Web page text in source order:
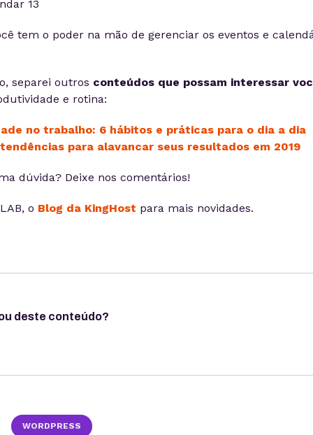
tem o poder na mão de gerenciar os eventos e
separei outros conteúdos que possam interessar
e rotina:
no trabalho: 6 hábitos e práticas para o dia a dia
para alavancar seus resultados em 2019
dúvida? Deixe nos comentários!
o Blog da KingHost para mais novidades.
deste conteúdo?
WORDPRESS